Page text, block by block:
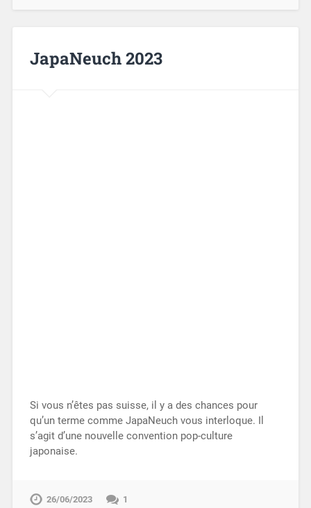
JapaNeuch 2023
Si vous n’êtes pas suisse, il y a des chances pour
qu’un terme comme JapaNeuch vous interloque. Il
s’agit d’une nouvelle convention pop-culture
japonaise.
26/06/2023 1